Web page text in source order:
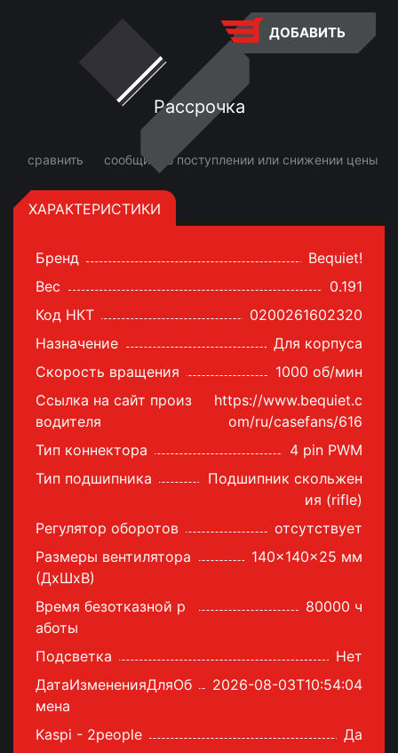
ДОБАВИТЬ
Рассрочка
сравнить сообщить о поступлении или снижении цены
ХАРАКТЕРИСТИКИ
Бренд
Bequiet!
Вес
0.191
Код НКТ
0200261602320
Назначение
Для корпуса
Скорость вращения
1000 об/мин
Ссылка на сайт произ
водителя
https://www.bequiet.c
om/ru/casefans/616
Тип коннектора
4 pin PWM
Тип подшипника
Подшипник скольжен
ия (rifle)
Регулятор оборотов
отсутствует
Размеры вентилятора
(ДхШхВ)
140x140x25 мм
Время безотказной р
аботы
80000 ч
Подсветка
Нет
ДатаИзмененияДляОб
мена
2026-08-03T10:54:04
Kaspi - 2people
Да